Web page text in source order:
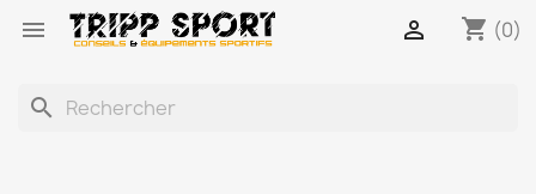
 shopping_cart (0)

search